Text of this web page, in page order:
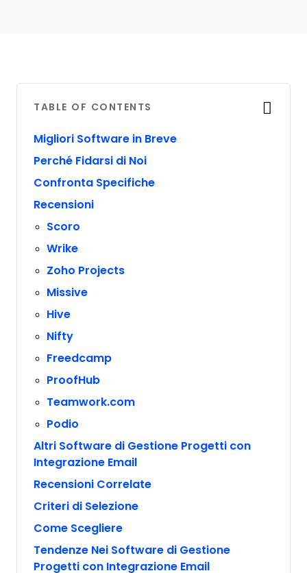
TABLE OF CONTENTS
Migliori Software in Breve
Perché Fidarsi di Noi
Confronta Specifiche
Recensioni
Scoro
Wrike
Zoho Projects
Missive
Hive
Nifty
Freedcamp
ProofHub
Teamwork.com
Podio
Altri Software di Gestione Progetti con
Integrazione Email
Recensioni Correlate
Criteri di Selezione
Come Scegliere
Tendenze Nei Software di Gestione
Progetti con Integrazione Email